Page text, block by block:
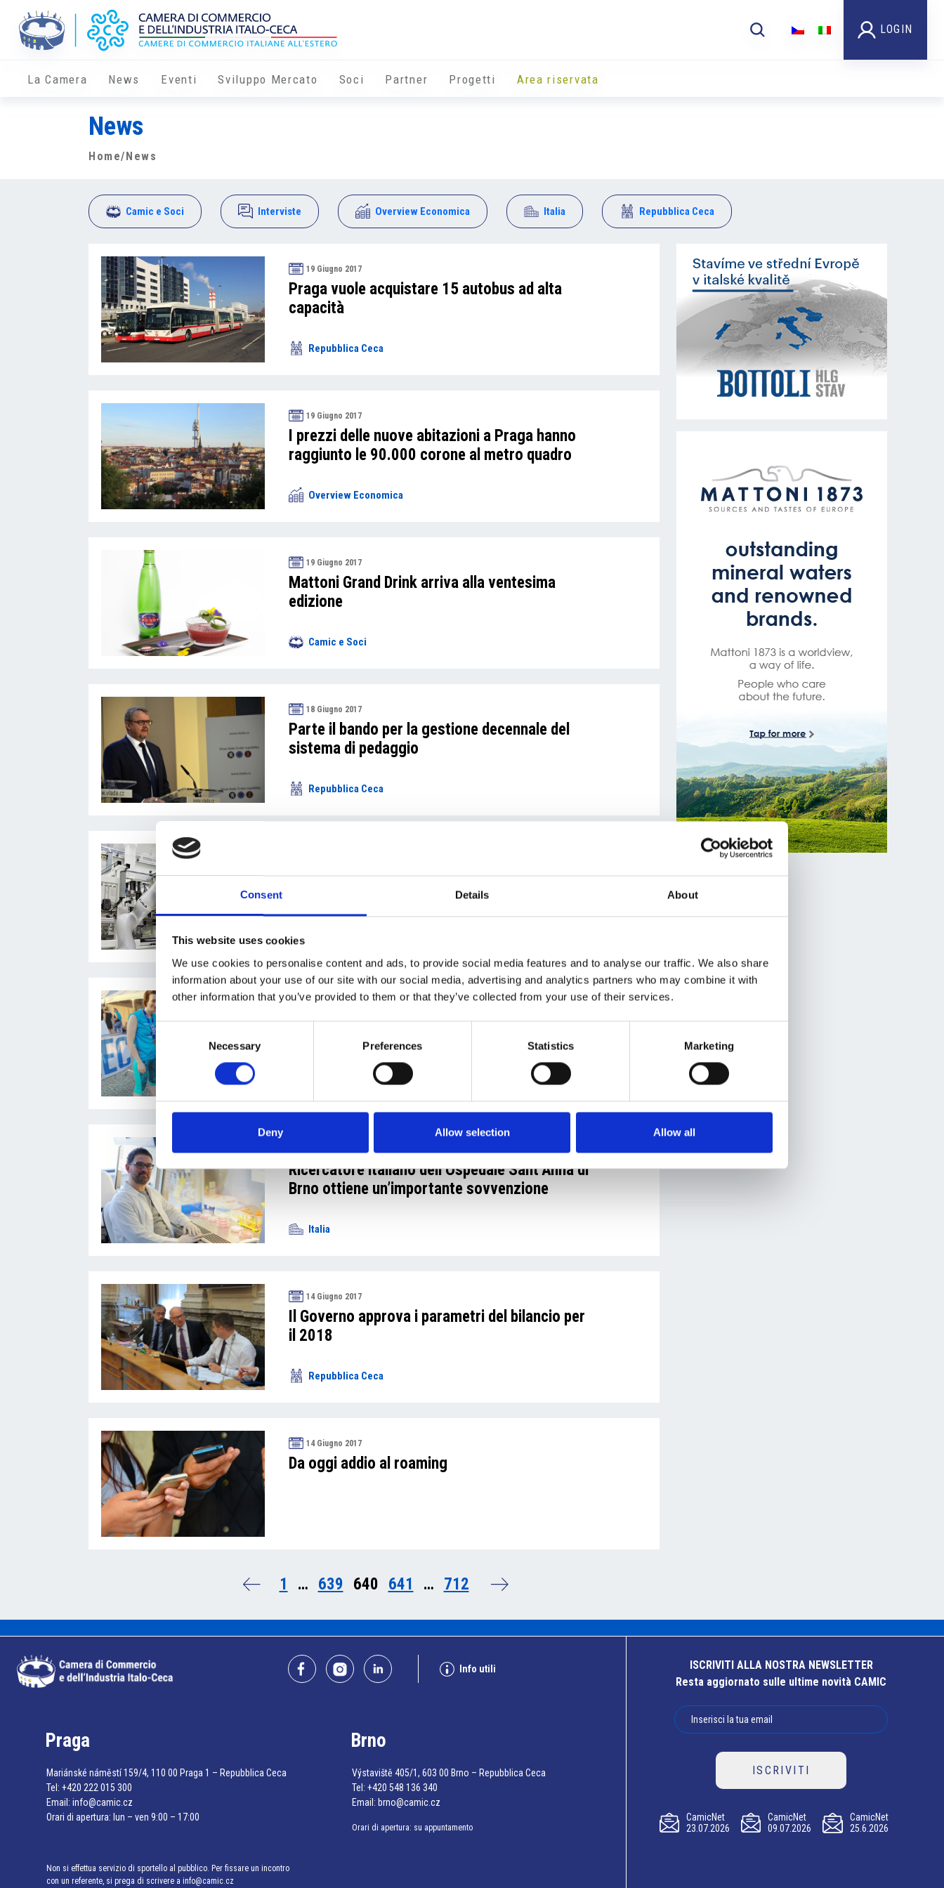
Consent Details About
This website uses cookies
We use cookies to personalise content and ads, to provide social media features and to analyse our traffic. We also share
information about your use of our site with our social media, advertising and analytics partners who may combine it with
other information that you’ve provided to them or that they’ve collected from your use of their services.
Consent
Selection
Necessary Preferences Statistics Marketing
Deny Allow selection Allow all
LOGIN
La Camera News Eventi Sviluppo Mercato Soci Partner Progetti Area riservata
News
Home/News
Camic e Soci Interviste Overview Economica Italia Repubblica Ceca
19 Giugno 2017
Praga vuole acquistare 15 autobus ad alta
capacità
Repubblica Ceca
19 Giugno 2017
I prezzi delle nuove abitazioni a Praga hanno
raggiunto le 90.000 corone al metro quadro
Overview Economica
19 Giugno 2017
Mattoni Grand Drink arriva alla ventesima
edizione
Camic e Soci
18 Giugno 2017
Parte il bando per la gestione decennale del
sistema di pedaggio
Repubblica Ceca
Il trenta percento delle aziende ceche sta
implementando l’Industria 4.0
16 Giugno 2017
Team Camic ha partecipato alla Total
Chambers Cup
Ricercatore italiano dell’Ospedale Sant’Anna di
Brno ottiene un’importante sovvenzione
Italia
14 Giugno 2017
Il Governo approva i parametri del bilancio per
il 2018
Repubblica Ceca
14 Giugno 2017
Da oggi addio al roaming
1 … 639 640 641 … 712
Info utili
Praga
Mariánské náměstí 159/4, 110 00 Praga 1 – Repubblica Ceca
Tel: +420 222 015 300
Email: info@camic.cz
Orari di apertura: lun – ven 9:00 – 17:00
Non si effettua servizio di sportello al pubblico. Per fissare un incontro
con un referente, si prega di scrivere a info@camic.cz
Brno
Výstaviště 405/1, 603 00 Brno – Repubblica Ceca
Tel:+420 548 136 340
Email: brno@camic.cz
Orari di apertura: su appuntamento
ISCRIVITI ALLA NOSTRA NEWSLETTER
Resta aggiornato sulle ultime novità CAMIC
ISCRIVITI
CamicNet
23.07.2026
CamicNet
09.07.2026
CamicNet
25.6.2026